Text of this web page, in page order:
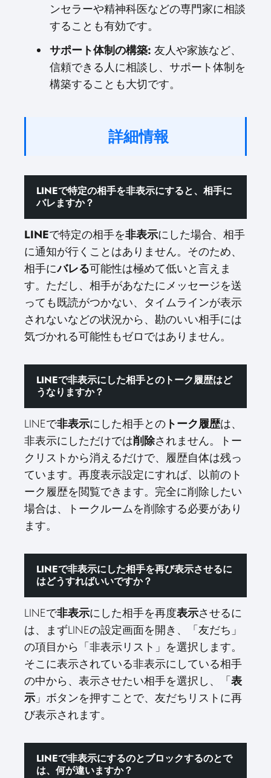
ンセラーや精神科医などの専門家に相談
することも有効です。
サポート体制の構築: 友人や家族など、
信頼できる人に相談し、サポート体制を
構築することも大切です。
詳細情報
LINEで特定の相手を非表示にすると、相手に
バレますか？
LINEで特定の相手を非表示にした場合、相手
に通知が行くことはありません。そのため、
相手にバレる可能性は極めて低いと言えま
す。ただし、相手があなたにメッセージを送
っても既読がつかない、タイムラインが表示
されないなどの状況から、勘のいい相手には
気づかれる可能性もゼロではありません。
LINEで非表示にした相手とのトーク履歴はど
うなりますか？
LINEで非表示にした相手との トーク履歴は、
非表示にしただけでは削除されません。トー
クリストから消えるだけで、履歴自体は残っ
ています。再度表示設定にすれば、以前のト
ーク履歴を閲覧できます。完全に削除したい
場合は、トークルームを削除する必要があり
ます。
LINEで非表示にした相手を再び表示させるに
はどうすればいいですか？
LINEで非表示にした相手を再度表示させるに
は、まずLINEの設定画面を開き、「友だち」
の項目から「非表示リスト」を選択します。
そこに表示されている非表示にしている相手
の中から、表示させたい相手を選択し、「表
示 」ボタンを押すことで、友だちリストに再
び表示されます。
LINEで非表示にするのとブロックするのとで
は、何が違いますか？